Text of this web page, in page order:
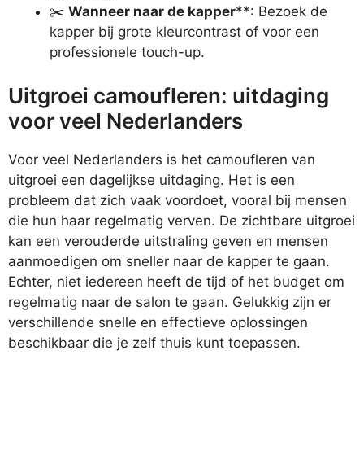
✂️ Wanneer naar de kapper**: Bezoek de
kapper bij grote kleurcontrast of voor een
professionele touch-up.
Uitgroei camoufleren: uitdaging
voor veel Nederlanders
Voor veel Nederlanders is het camoufleren van
uitgroei een dagelijkse uitdaging. Het is een
probleem dat zich vaak voordoet, vooral bij mensen
die hun haar regelmatig verven. De zichtbare uitgroei
kan een verouderde uitstraling geven en mensen
aanmoedigen om sneller naar de kapper te gaan.
Echter, niet iedereen heeft de tijd of het budget om
regelmatig naar de salon te gaan. Gelukkig zijn er
verschillende snelle en effectieve oplossingen
beschikbaar die je zelf thuis kunt toepassen.